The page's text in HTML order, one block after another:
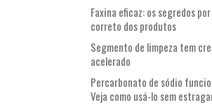
Faxina eficaz: os segredos
correto dos produtos
Segmento de limpeza tem
acelerado
Percarbonato de sódio
Veja como usá-lo sem